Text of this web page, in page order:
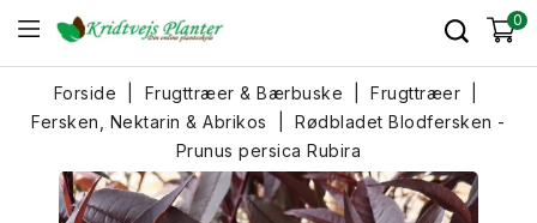
0
Forside Frugttræer & Bærbuske
Frugttræer
Fersken, Nektarin & Abrikos
Rødbladet Blodfersken -
Prunus persica Rubira